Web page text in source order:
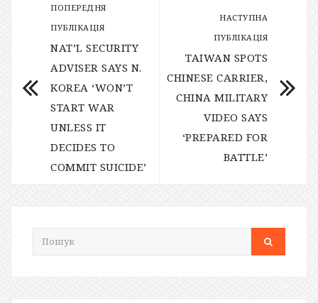
ПОПЕРЕДНЯ
ПУБЛІКАЦІЯ
NAT’L SECURITY
ADVISER SAYS N.
KOREA ‘WON’T
START WAR
UNLESS IT
DECIDES TO
COMMIT SUICIDE’
НАСТУПНА
ПУБЛІКАЦІЯ
TAIWAN SPOTS
CHINESE CARRIER,
CHINA MILITARY
VIDEO SAYS
‘PREPARED FOR
BATTLE’